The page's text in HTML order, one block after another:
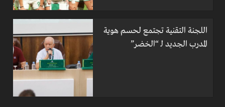
اللجنة التقنية تجتمع لحسم هوية
المدرب الجديد لـ “الخضر”